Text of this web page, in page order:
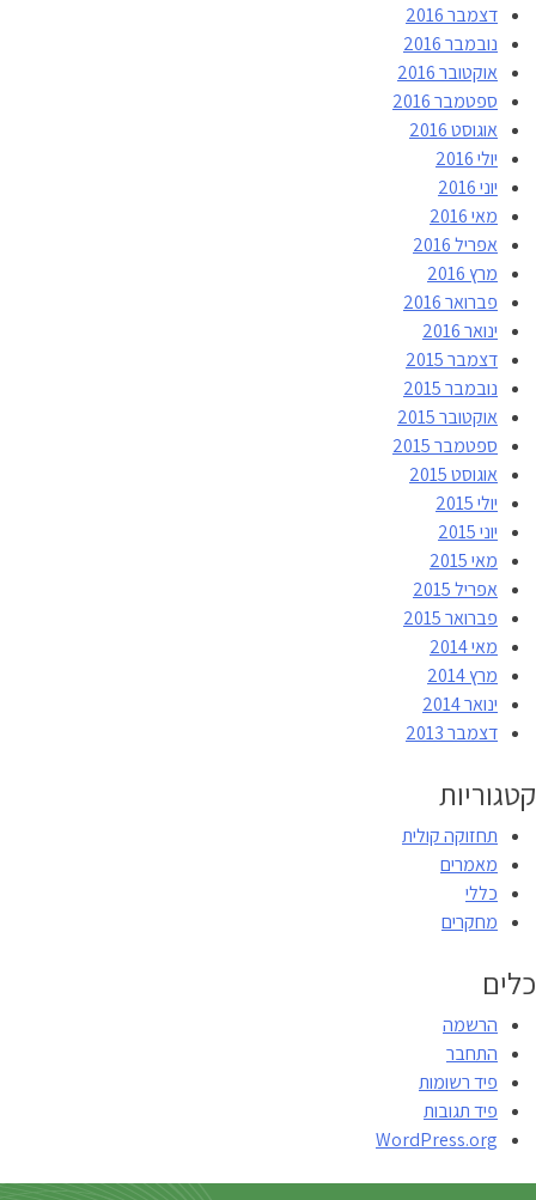
דצמבר 2016
נובמבר 2016
אוקטובר 2016
ספטמבר 2016
אוגוסט 2016
יולי 2016
יוני 2016
מאי 2016
אפריל 2016
מרץ 2016
פברואר 2016
ינואר 2016
דצמבר 2015
נובמבר 2015
אוקטובר 2015
ספטמבר 2015
אוגוסט 2015
יולי 2015
יוני 2015
מאי 2015
אפריל 2015
פברואר 2015
מאי 2014
מרץ 2014
ינואר 2014
דצמבר 2013
קטגוריות
תחזוקה קולית
מאמרים
כללי
מחקרים
כלים
הרשמה
התחבר
פיד רשומות
פיד תגובות
WordPress.org